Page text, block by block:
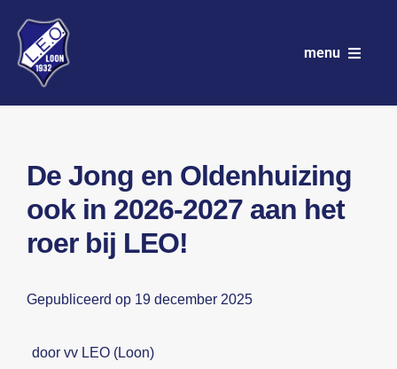
naar
inhoud
menu
Wedstrijdprogramma
De Jong en Oldenhuizing
ook in 2026-2027 aan het
roer bij LEO!
Gepubliceerd op 19 december 2025
door vv LEO (Loon)